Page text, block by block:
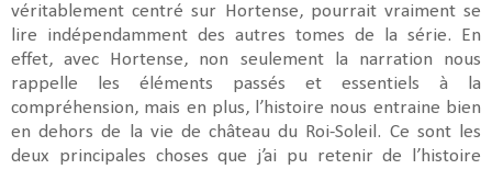
véritablement centré sur Hortense, pourrait vraiment se
lire indépendamment des autres tomes de la série. En
effet, avec Hortense, non seulement la narration nous
rappelle les éléments passés et essentiels à la
compréhension, mais en plus, l’histoire nous entraine bien
en dehors de la vie de château du Roi-Soleil. Ce sont les
deux principales choses que j’ai pu retenir de l’histoire